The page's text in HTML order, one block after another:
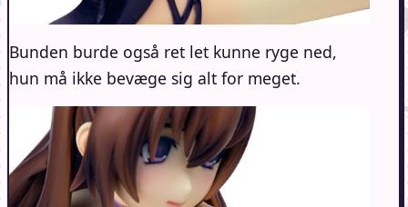
Bunden burde også ret let kunne ryge ned,
hun må ikke bevæge sig alt for meget.